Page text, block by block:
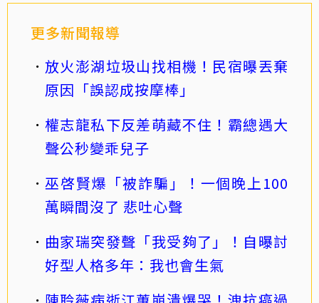
更多新聞報導
放火澎湖垃圾山找相機！民宿曝丟棄
原因「誤認成按摩棒」
權志龍私下反差萌藏不住！霸總遇大
聲公秒變乖兒子
巫啓賢爆「被詐騙」！一個晚上100
萬瞬間沒了 悲吐心聲
曲家瑞突發聲「我受夠了」！自曝討
好型人格多年：我也會生氣